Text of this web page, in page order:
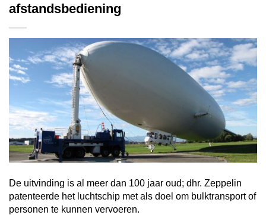
afstandsbediening
De uitvinding is al meer dan 100 jaar oud; dhr. Zeppelin
patenteerde het luchtschip met als doel om bulktransport of
personen te kunnen vervoeren.